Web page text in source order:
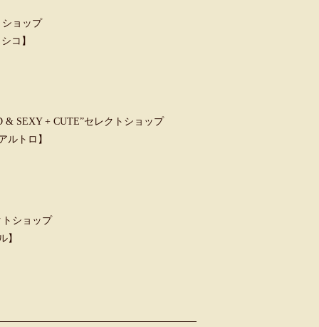
ョップ
コ】
SEXY + CUTE”セレクトショップ
ルトロ】
ショップ
】